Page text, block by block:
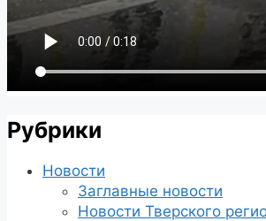
Рубрики
Новости
Заглавные новости
Новости Тверского